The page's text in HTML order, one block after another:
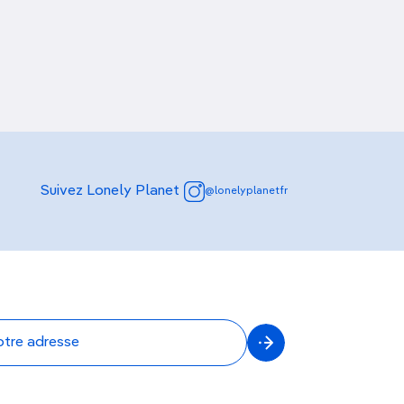
Suivez Lonely Planet @lonelyplanetfr